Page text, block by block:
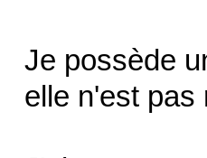
Je possède
elle n'est pas